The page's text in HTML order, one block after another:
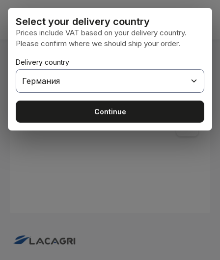
Преминете към основното съдържание
Вие сте тук: Начална страница
Бои и лакове
Пропуснете галерия с изображения
Select your delivery country
Prices include VAT based on your delivery country.
Please confirm where we should ship your order.
Delivery country
Continue